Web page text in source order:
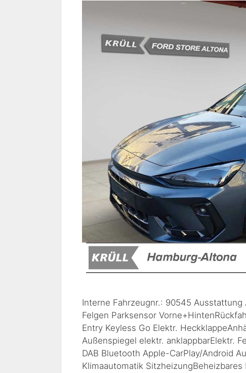
Interne Fahrzeugnr.: 90545
Felgen Parksensor
Entry Keyless Go Elektr.
Außenspiegel elektr. anklappbarElektr.
DAB Bluetooth Apple-CarPlay/Android
Klimaautomatik